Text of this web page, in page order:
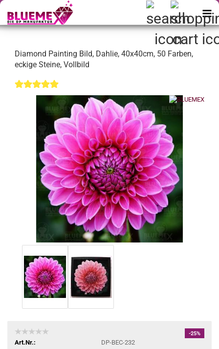
Diamond Painting Bild, Dahlie, 40x40cm, 50 Farben,
eckige Steine, Vollbild
-25%
Art.Nr.:
DP-BEC-232